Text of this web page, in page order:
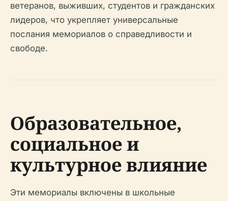
ветеранов, выживших, студентов и гражданских
лидеров, что укрепляет универсальные
послания мемориалов о справедливости и
свободе.
Образовательное,
социальное и
культурное влияние
Эти мемориалы включены в школьные